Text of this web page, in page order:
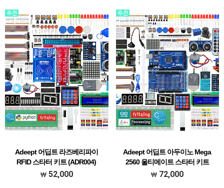
Adeept 어딥트 라즈베리파이
RFID 스타터 키트 (ADR004)
[### 메뉴얼 한글 초벌 번역본 다운받기
52,000
Adeept 어딥트 아두이노 Mega
2560 울티메이트 스타터 키트
(ADA010)
72,000